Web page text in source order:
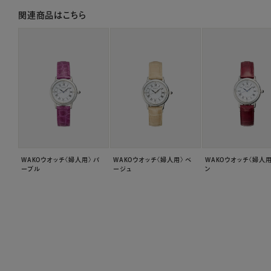
関連商品はこちら
WAKOウオッチ〈婦人用〉 パ
ープル
WAKOウオッチ〈婦人用〉 ベ
ージュ
WAKOウオッチ〈婦人用
ン